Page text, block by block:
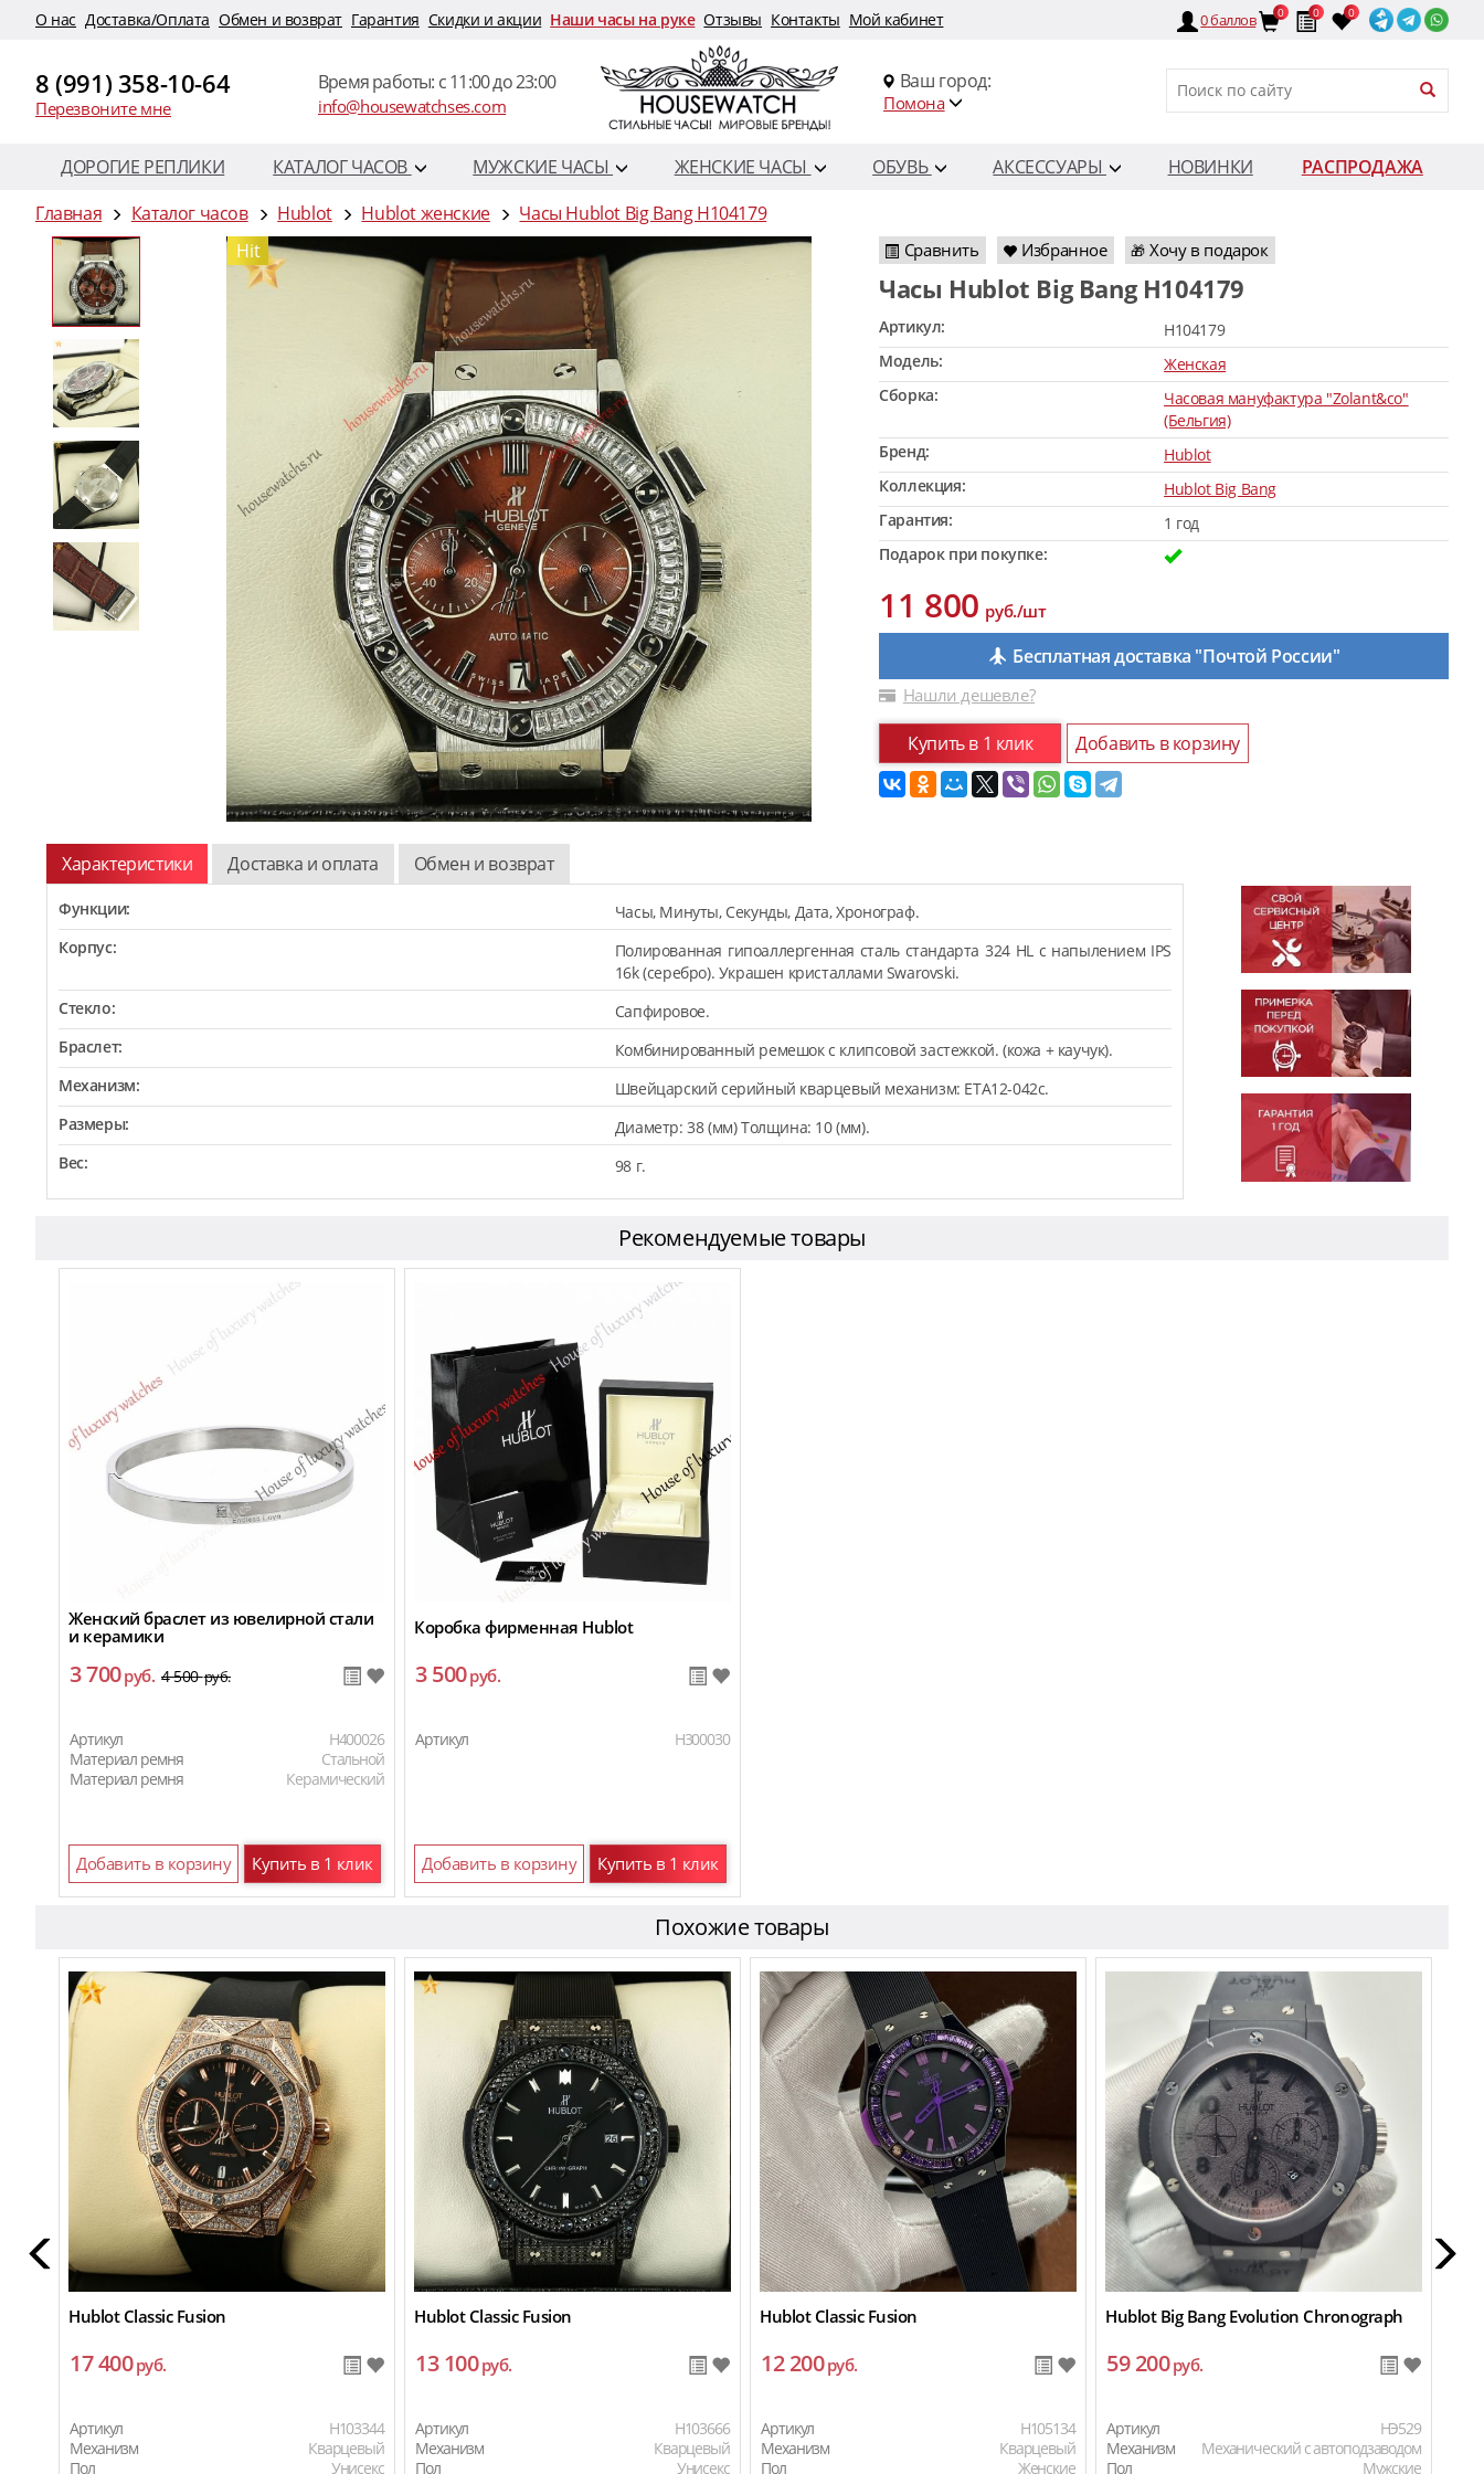
O нас Доставка/Оплата Обмен и возврат Гарантия Скидки и акции Наши часы на руке Отзывы Контакты Мой кабинет 0баллов 0 0 0
8 (991) 358-10-64
Перезвоните мне
Время работы: c 11:00 до 23:00
info@housewatchses.com
Ваш город:
Помона
ДОРОГИЕ РЕПЛИКИ КАТАЛОГ ЧАСОВ МУЖСКИЕ ЧАСЫ ЖЕНСКИЕ ЧАСЫ ОБУВЬ АКСЕССУАРЫ НОВИНКИ
РАСПРОДАЖА
Главная
Каталог часов Hublot Hublot женские
Часы Hublot Big Bang H104179
Hit
Сравнить Избранное 🎁 Хочу в подарок
Часы Hublot Big Bang H104179
Артикул:
H104179
Модель:
Женская
Сборка:
Часовая мануфактура "Zolant&co"
(Бельгия)
Бренд:
Hublot
Коллекция:
Hublot Big Bang
Гарантия:
1 год
Подарок при покупке:
11 800руб./шт
Бесплатная доставка "Почтой России"
Нашли дешевле?
Купить в 1 клик Добавить в корзину
Характеристики Доставка и оплата Обмен и возврат
Функции:
Часы, Минуты, Секунды, Дата, Хронограф.
Корпус:
Полированная гипоаллергенная сталь стандарта 324 HL с напылением IPS
16k (серебро). Украшен кристаллами Swarovski.
Стекло:
Сапфировое.
Браслет:
Комбинированный ремешок с клипсовой застежкой. (кожа + каучук).
Механизм:
Швейцарский серийный кварцевый механизм: ETA12-042c.
Размеры:
Диаметр: 38 (мм) Толщина: 10 (мм).
Вес:
98 г.
Рекомендуемые товары
Женский браслет из ювелирной стали
и керамики
3 700руб. 4 500руб.
Артикул
H400026
Материал ремня
Стальной
Материал ремня
Керамический
Добавить в корзину Купить в 1 клик
Коробка фирменная Hublot
3 500руб.
Артикул H300030
Добавить в корзину Купить в 1 клик
Похожие товары
Hublot Classic Fusion
17 400руб.
Артикул
H103344
Механизм
Кварцевый
Пол
Унисекс
Hublot Classic Fusion
13 100руб.
Артикул
H103666
Механизм
Кварцевый
Пол
Унисекс
Hublot Classic Fusion
12 200руб.
Артикул
H105134
Механизм
Кварцевый
Пол
Женские
Hublot Big Bang Evolution Chronograph
59 200руб.
Артикул
HЭ529
Механизм
Механический с автоподзаводом
Пол
Мужские